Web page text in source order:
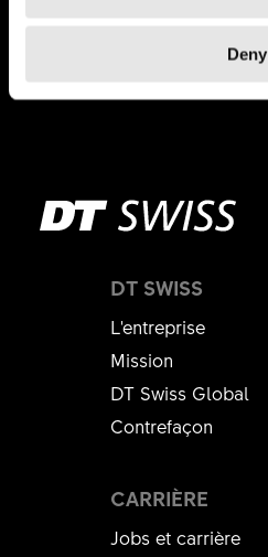
Deny
DT SWISS
L'entreprise
Mission
DT Swiss Global
Contrefaçon
CARRIÈRE
Jobs et carrière